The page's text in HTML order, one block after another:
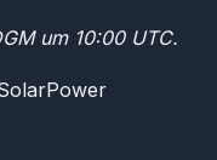
um 10:00 UTC.